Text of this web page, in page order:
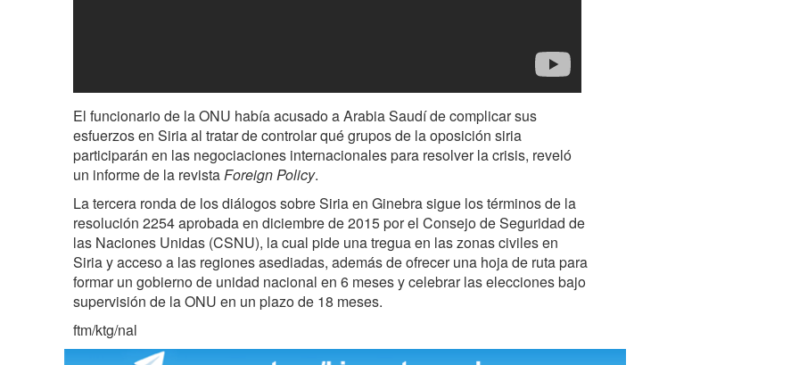
El funcionario de la ONU había acusado a Arabia Saudí de complicar sus
esfuerzos en Siria al tratar de controlar qué grupos de la oposición siria
participarán en las negociaciones internacionales para resolver la crisis, reveló
un informe de la revistaForeign Policy.
La tercera ronda de los diálogos sobre Siria en Ginebra sigue los términos de la
resolución 2254 aprobada en diciembre de 2015 por el Consejo de Seguridad de
las Naciones Unidas (CSNU), la cual pide una tregua en las zonas civiles en
Siria y acceso a las regiones asediadas, además de ofrecer una hoja de ruta para
formar un gobierno de unidad nacional en 6 meses y celebrar las elecciones bajo
supervisión de la ONU en un plazo de 18 meses.
ftm/ktg/nal